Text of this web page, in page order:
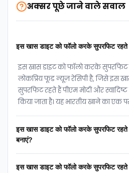
अक्सर पूछे जाने वाले सवाल
इस खास डाइट को फॉलो करके सुपरफ‍िट रहते
इस खास डाइट को फॉलो करके सुपरफ‍िट
लोकप्रिय फूड न्‍यूज़ रेसिपी है, जिसे इस
सुपरफ‍िट रहते हैं पीएम मोदी और
किया जाता है। यह भारतीय खाने का एक
इस खास डाइट को फॉलो करके सुपरफ‍िट रहते
बनाएं?
इस खास डाइट को फॉलो करके सुपरफ‍िट रहते